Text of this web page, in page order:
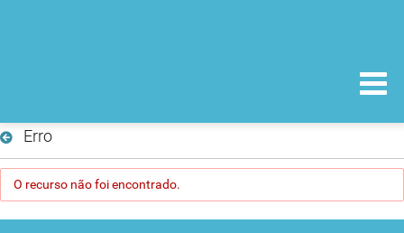
Erro
O recurso não foi encontrado.